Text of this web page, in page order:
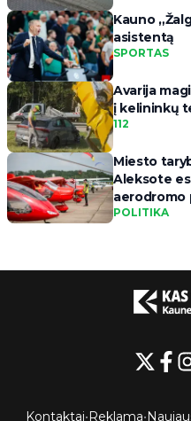
Kauno
asistentą
SPORTAS
Avarija
į kelininkų
112
Miesto
Aleksote
aerodromo
POLITIKA
Kontaktai•Reklama•